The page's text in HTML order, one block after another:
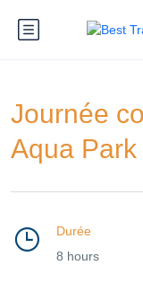
Journée
Aqua
Durée
8 hours